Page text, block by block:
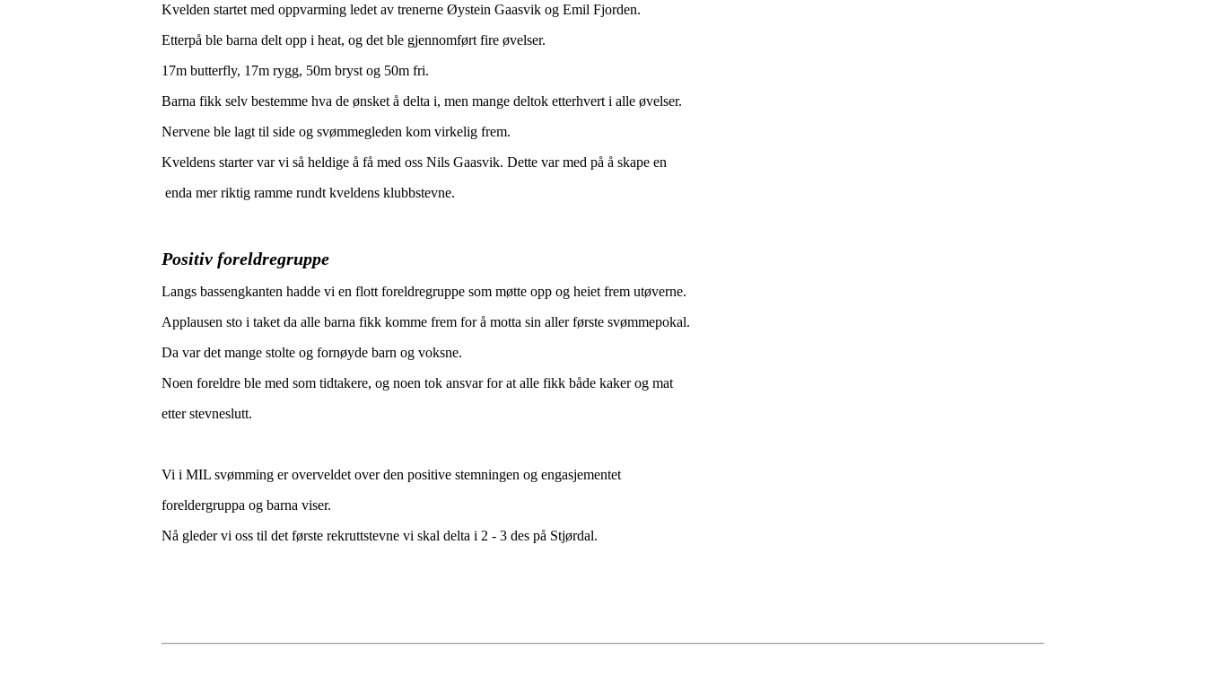
Kvelden startet med oppvarming ledet av trenerne Øystein Gaasvik og Emil Fjorden.
Etterpå ble barna delt opp i heat, og det ble gjennomført fire øvelser.
17m butterfly, 17m rygg, 50m bryst og 50m fri.
Barna fikk selv bestemme hva de ønsket å delta i, men mange deltok etterhvert i alle øvelser.
Nervene ble lagt til side og svømmegleden kom virkelig frem.
Kveldens starter var vi så heldige å få med oss Nils Gaasvik. Dette var med på å skape en
enda mer riktig ramme rundt kveldens klubbstevne.
Positiv foreldregruppe
Langs bassengkanten hadde vi en flott foreldregruppe som møtte opp og heiet frem utøverne.
Applausen sto i taket da alle barna fikk komme frem for å motta sin aller første svømmepokal.
Da var det mange stolte og fornøyde barn og voksne.
Noen foreldre ble med som tidtakere, og noen tok ansvar for at alle fikk både kaker og mat
etter stevneslutt.
Vi i MIL svømming er overveldet over den positive stemningen og engasjementet
foreldergruppa og barna viser.
Nå gleder vi oss til det første rekruttstevne vi skal delta i 2 - 3 des på Stjørdal.